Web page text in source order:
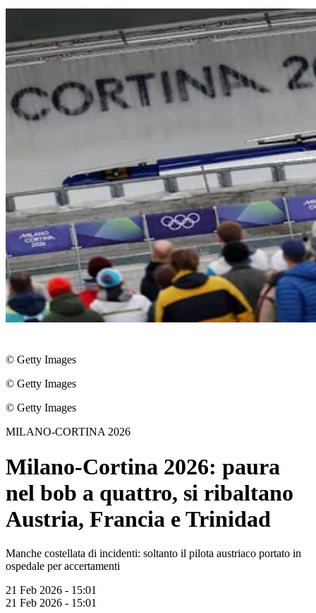
© Getty Images
© Getty Images
© Getty Images
MILANO-CORTINA 2026
Milano-Cortina 2026: paura
nel bob a quattro, si ribaltano
Austria, Francia e Trinidad
Manche costellata di incidenti: soltanto il pilota austriaco portato in
ospedale per accertamenti
21 Feb 2026 - 15:01
21 Feb 2026 - 15:01